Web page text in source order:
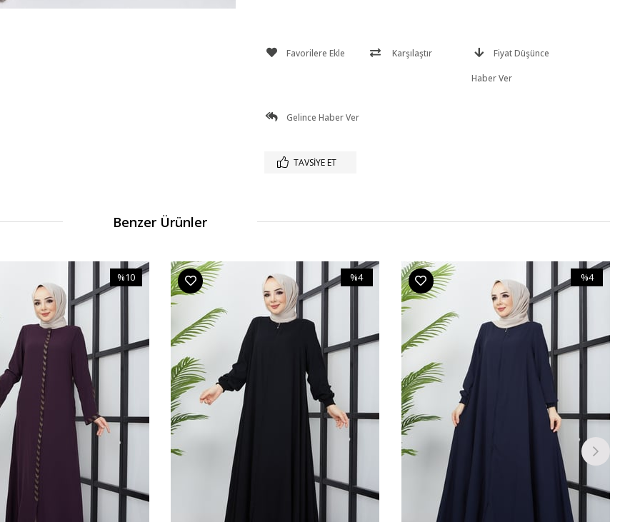
Favorilere Ekle Karşılaştır Fiyat Düşünce
Haber Ver
Gelince Haber Ver
TAVSIYE ET
Benzer Ürünler
%10
İndirim
%4
%4